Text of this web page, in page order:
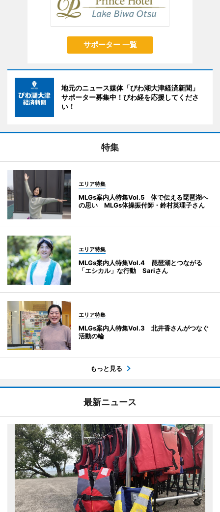
サポーター 一覧
地元のニュース媒体「びわ湖大津経済新聞」
サポーター募集中！びわ経を応援してくださ
い！
特集
エリア特集
MLGs案内人特集Vol.5 体で伝える琵琶湖へ
の思い MLGs体操振付師・鈴村英理子さん
エリア特集
MLGs案内人特集Vol.4 琵琶湖とつながる
「エシカル」な行動 Sariさん
エリア特集
MLGs案内人特集Vol.3 北井香さんがつなぐ
活動の輪
もっと見る
最新ニュース